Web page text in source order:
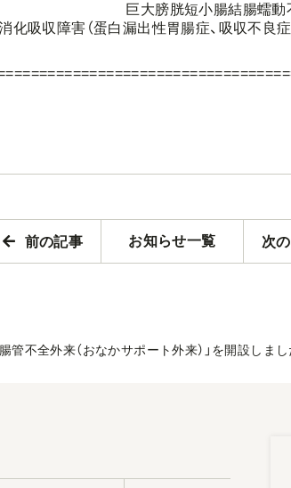
腸結腸蠕動不全症な
漏出性胃腸症、吸収不良症候
前の記事 お知らせ一覧 次
管不全外来（おなかサポート外来）」を開設しまし